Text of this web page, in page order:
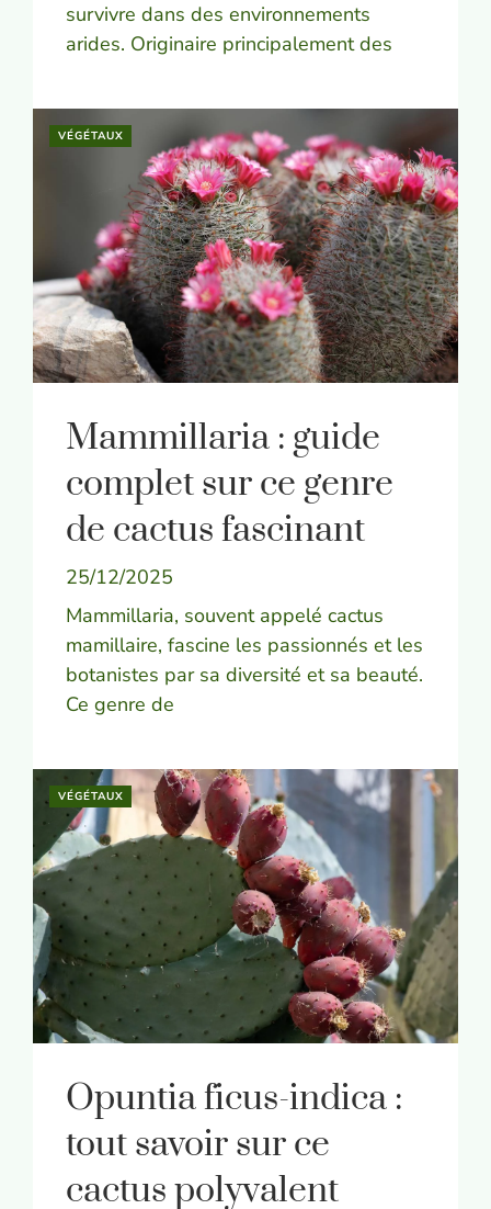
survivre dans des environnements
arides. Originaire principalement des
VÉGÉTAUX
Mammillaria : guide
complet sur ce genre
de cactus fascinant
25/12/2025
Mammillaria, souvent appelé cactus
mamillaire, fascine les passionnés et les
botanistes par sa diversité et sa beauté.
Ce genre de
VÉGÉTAUX
Opuntia ficus-indica :
tout savoir sur ce
cactus polyvalent